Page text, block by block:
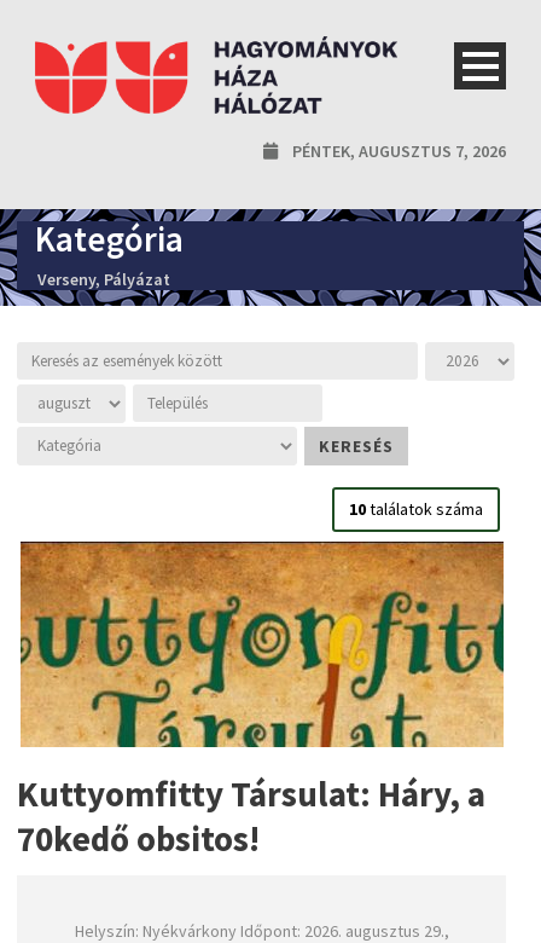
PÉNTEK, AUGUSZTUS 7, 2026
Kategória
Verseny, Pályázat
10találatok száma
Kuttyomfitty Társulat: Háry, a
70kedő obsitos!
Helyszín: Nyékvárkony Időpont: 2026. augusztus 29.,